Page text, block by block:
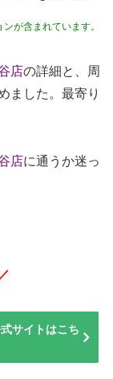
が含まれています。
店の詳細と、周
ました。最寄り
店に通うか迷っ
サイトはこち